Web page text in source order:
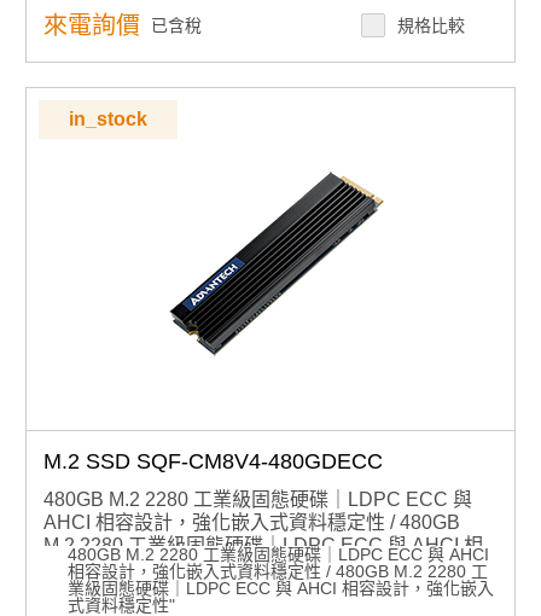
效能特性：針對讀取密集型與混合型負載優化
耐用設計：配備散熱片設計，提升長時間運作效能穩定
系統整合：提供智慧型圖形化管理工具，簡化監控與操作
產品諮詢服務：規格諮詢 / 案場規劃 / 交期確認
來電詢價 已含稅 規格比較
in_stock
M.2 SSD SQF-CM8V4-480GDECC
480GB M.2 2280 工業級固態硬碟｜LDPC ECC 與
AHCI 相容設計，強化嵌入式資料穩定性 / 480GB
M.2 2280 工業級固態硬碟｜LDPC ECC 與 AHCI 相
容設計，強化嵌入式資料穩定性"
480GB M.2 2280 工業級固態硬碟｜LDPC ECC 與 AHCI
相容設計，強化嵌入式資料穩定性 / 480GB M.2 2280 工
業級固態硬碟｜LDPC ECC 與 AHCI 相容設計，強化嵌入
式資料穩定性"